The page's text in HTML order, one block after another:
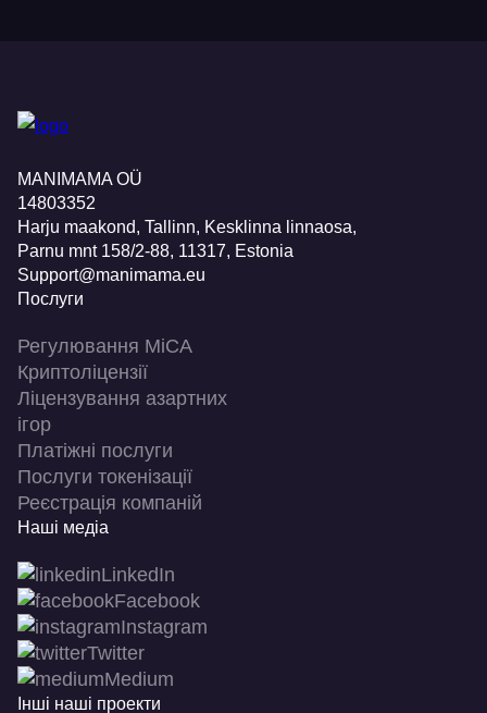
MANIMAMA OÜ
14803352
Harju maakond, Tallinn, Kesklinna linnaosa,
Pаrnu mnt 158/2-88, 11317, Estonia
Support@manimama.eu
Послуги
Регулювання MiCA
Криптоліцензії
Ліцензування азартних
ігор
Платіжні послуги
Послуги токенізації
Реєстрація компаній
Наші медіа
LinkedIn
Facebook
Instagram
Twitter
Medium
Інші наші проекти